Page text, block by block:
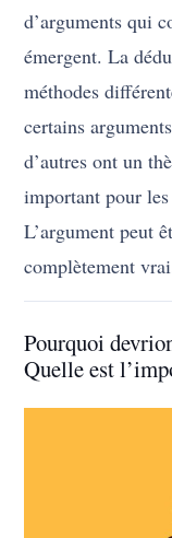
d’arguments qui
émergent. La
méthodes
certains
d’autres ont un
important pour
L’argument peut
complètement
Pourquoi
Quelle est